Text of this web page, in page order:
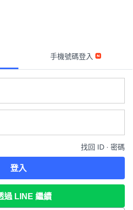
手機號碼登入
找回 ID ∙ 密碼
登入
過 LINE 繼續